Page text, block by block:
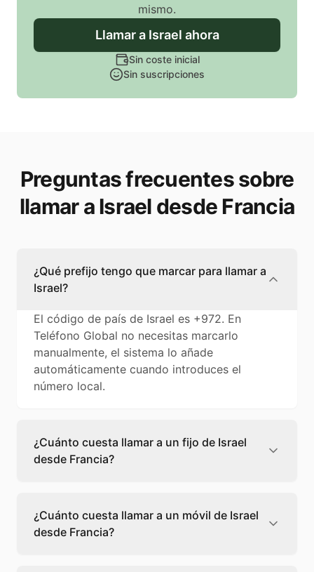
mismo.
Llamara Israel ahora
Sin coste inicial
Sin suscripciones
Preguntas frecuentes sobre
llamar a Israel desde Francia
¿Qué prefijo tengo que marcar para llamar a
Israel?
El código de país de Israel es +972. En
Teléfono Global no necesitas marcarlo
manualmente, el sistema lo añade
automáticamente cuando introduces el
número local.
¿Cuánto cuesta llamar a un fijo de Israel
desde Francia?
0,46 €/min con Teléfono Global. Verás el
precio exacto antes de marcar para que
sepas qué vas a gastar.
¿Cuánto cuesta llamar a un móvil de Israel
desde Francia?